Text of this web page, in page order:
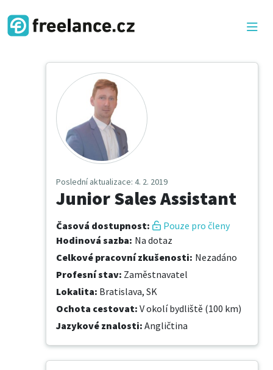
Poslední aktualizace: 4. 2. 2019
Junior Sales Assistant
Časová dostupnost:
Pouze pro členy
Hodinová sazba: Na dotaz
Celkové pracovní zkušenosti: Nezadáno
Profesní stav: Zaměstnavatel
Lokalita: Bratislava, SK
Ochota cestovat: V okolí bydliště (100 km)
Jazykové znalosti: Angličtina